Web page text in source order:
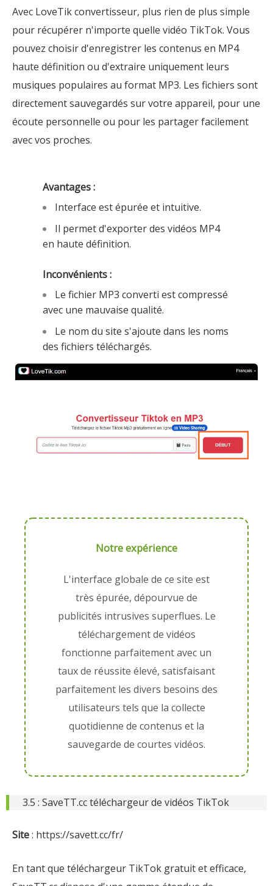
Avec LoveTik convertisseur, plus rien de plus simple
pour récupérer n'importe quelle vidéo TikTok. Vous
pouvez choisir d'enregistrer les contenus en MP4
haute définition ou d'extraire uniquement leurs
musiques populaires au format MP3. Les fichiers sont
directement sauvegardés sur votre appareil, pour une
écoute personnelle ou pour les partager facilement
avec vos proches.
Avantages :
Interface est épurée et intuitive.
Il permet d'exporter des vidéos MP4
en haute définition.
Inconvénients :
Le fichier MP3 converti est compressé
avec une mauvaise qualité.
Le nom du site s'ajoute dans les noms
des fichiers téléchargés.
Notre expérience
L'interface globale de ce site est
très épurée, dépourvue de
publicités intrusives superflues. Le
téléchargement de vidéos
fonctionne parfaitement avec un
taux de réussite élevé, satisfaisant
parfaitement les divers besoins des
utilisateurs tels que la collecte
quotidienne de contenus et la
sauvegarde de courtes vidéos.
3.5 : SaveTT.cc téléchargeur de vidéos TikTok
Site: https://savett.cc/fr/
En tant que téléchargeur TikTok gratuit et efficace,